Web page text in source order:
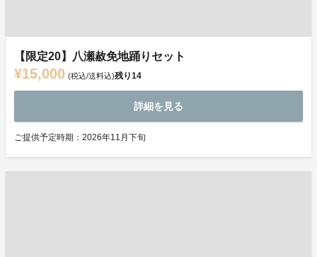
【限定20】八瀬赦免地踊りセット
¥15,000 (税込/送料込)残り14
詳細を見る
ご提供予定時期：2026年11月下旬